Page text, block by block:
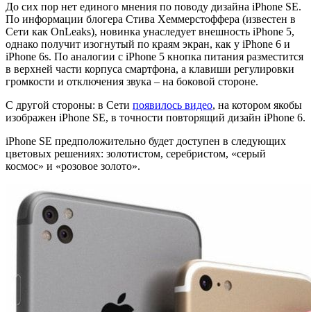
До сих пор нет единого мнения по поводу дизайна iPhone SE.
По информации блогера Стива Хеммерстоффера (известен в
Сети как OnLeaks), новинка унаследует внешность iPhone 5,
однако получит изогнутый по краям экран, как у iPhone 6 и
iPhone 6s. По аналогии с iPhone 5 кнопка питания разместится
в верхней части корпуса смартфона, а клавиши регулировки
громкости и отключения звука – на боковой стороне.
С другой стороны: в Сети появилось видео, на котором якобы
изображен iPhone SE, в точности повторящий дизайн iPhone 6.
iPhone SE предположительно будет доступен в следующих
цветовых решениях: золотистом, серебристом, «серый
космос» и «розовое золото».